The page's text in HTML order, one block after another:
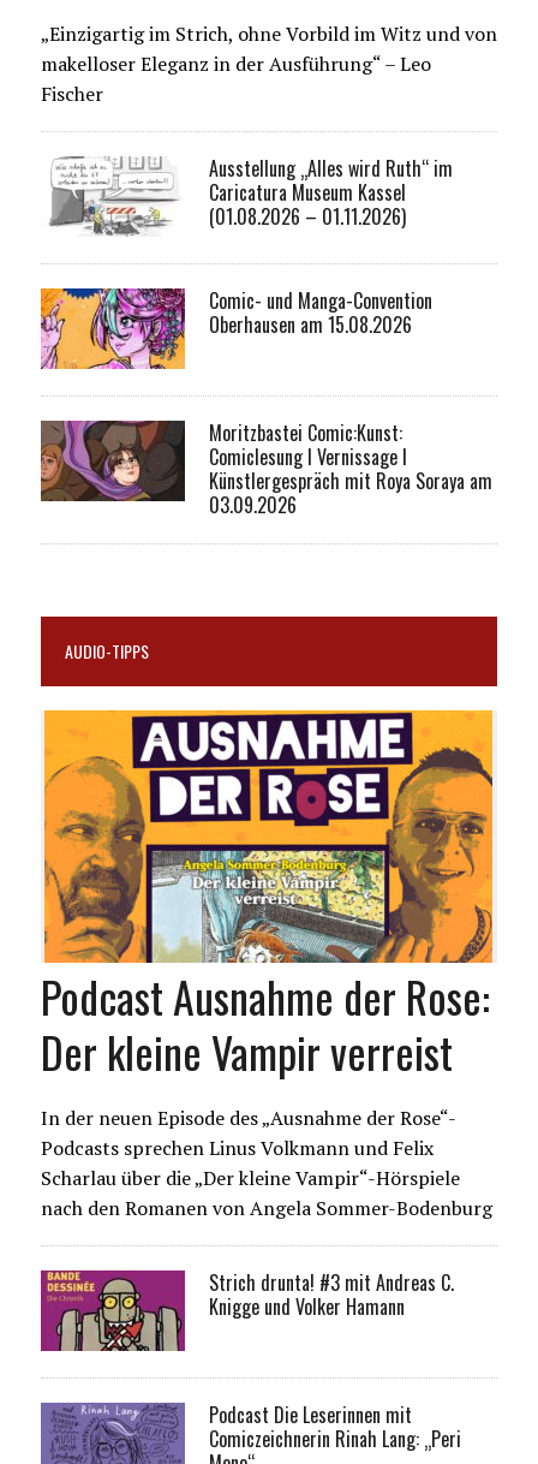
„Einzigartig im Strich, ohne Vorbild im Witz und von
makelloser Eleganz in der Ausführung“ – Leo
Fischer
Ausstellung „Alles wird Ruth“ im
Caricatura Museum Kassel
(01.08.2026 – 01.11.2026)
Comic- und Manga-Convention
Oberhausen am 15.08.2026
Moritzbastei Comic:Kunst:
Comiclesung I Vernissage I
Künstlergespräch mit Roya Soraya am
03.09.2026
AUDIO-TIPPS
Podcast Ausnahme der Rose:
Der kleine Vampir verreist
In der neuen Episode des „Ausnahme der Rose“-
Podcasts sprechen Linus Volkmann und Felix
Scharlau über die „Der kleine Vampir“-Hörspiele
nach den Romanen von Angela Sommer-Bodenburg
Strich drunta! #3 mit Andreas C.
Knigge und Volker Hamann
Podcast Die Leserinnen mit
Comiczeichnerin Rinah Lang: „Peri